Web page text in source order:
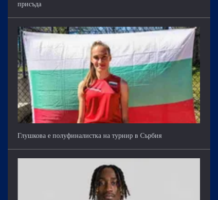
присъда
Глушкова е полуфиналистка на турнир в Сърбия